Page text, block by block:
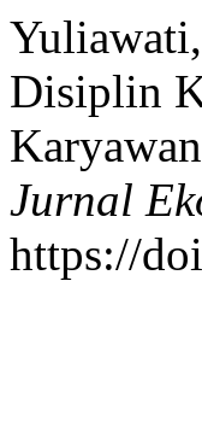
Disiplin
Jurnal
https://